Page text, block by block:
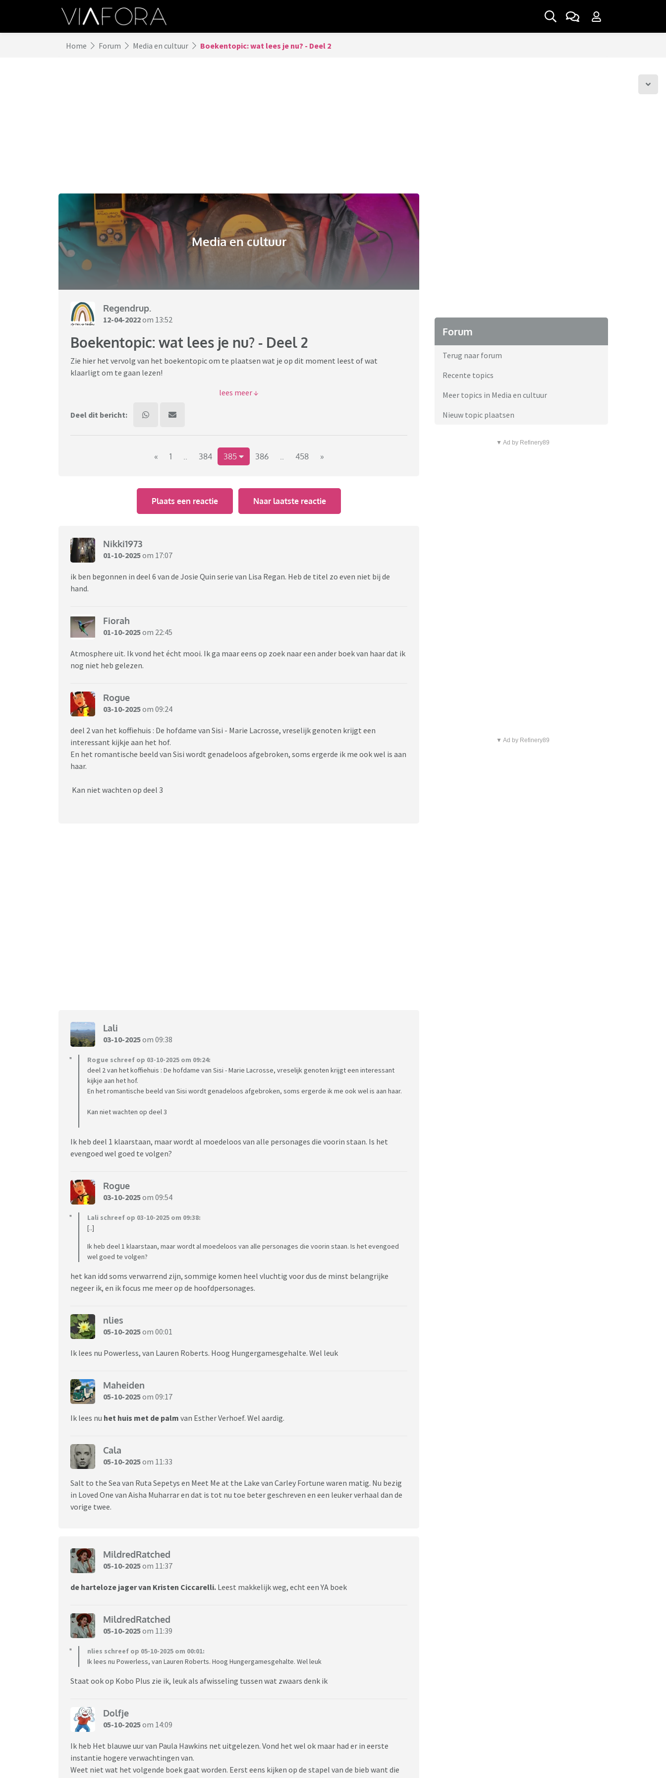
Home Forum Media en cultuur Boekentopic: wat lees je nu? - Deel 2
Media en cultuur
Regendrup.
12-04-2022om 13:52
Boekentopic: wat lees je nu? - Deel 2
Zie hier het vervolg van het boekentopic om te plaatsen wat je op dit moment leest of wat
klaarligt om te gaan lezen!
Eventueel kun je erbij schrijven wat je er tot nu toe van vindt of waarom je ervoor gekozen hebt dit
Link naar het vorige deel:
Deel dit bericht:
« 1 .. 384 385 386 .. 458 »
Plaats een reactie Naar laatste reactie
Nikki1973
01-10-2025om 17:07
ik ben begonnen in deel 6 van de Josie Quin serie van Lisa Regan. Heb de titel zo even niet bij de
hand.
Fiorah
01-10-2025om 22:45
Atmosphere uit. Ik vond het écht mooi. Ik ga maar eens op zoek naar een ander boek van haar dat ik
nog niet heb gelezen.
Rogue
03-10-2025om 09:24
deel 2 van het koffiehuis : De hofdame van Sisi - Marie Lacrosse, vreselijk genoten krijgt een
interessant kijkje aan het hof.
En het romantische beeld van Sisi wordt genadeloos afgebroken, soms ergerde ik me ook wel is aan
haar.
Kan niet wachten op deel 3
Lali
03-10-2025om 09:38
Rogue schreef op 03-10-2025 om 09:24:
deel 2 van het koffiehuis : De hofdame van Sisi - Marie Lacrosse, vreselijk genoten krijgt een interessant
kijkje aan het hof.
En het romantische beeld van Sisi wordt genadeloos afgebroken, soms ergerde ik me ook wel is aan haar.
Kan niet wachten op deel 3
Ik heb deel 1 klaarstaan, maar wordt al moedeloos van alle personages die voorin staan. Is het
evengoed wel goed te volgen?
Rogue
03-10-2025om 09:54
Lali schreef op 03-10-2025 om 09:38:
[..]
Ik heb deel 1 klaarstaan, maar wordt al moedeloos van alle personages die voorin staan. Is het evengoed
wel goed te volgen?
het kan idd soms verwarrend zijn, sommige komen heel vluchtig voor dus de minst belangrijke
negeer ik, en ik focus me meer op de hoofdpersonages.
nlies
05-10-2025om 00:01
Ik lees nu Powerless, van Lauren Roberts. Hoog Hungergamesgehalte. Wel leuk
Maheiden
05-10-2025om 09:17
Ik lees nu het huis met de palm van Esther Verhoef. Wel aardig.
Cala
05-10-2025om 11:33
Salt to the Sea van Ruta Sepetys en Meet Me at the Lake van Carley Fortune waren matig. Nu bezig
in Loved One van Aisha Muharrar en dat is tot nu toe beter geschreven en een leuker verhaal dan de
vorige twee.
MildredRatched
05-10-2025om 11:37
de harteloze jager van Kristen Ciccarelli. Leest makkelijk weg, echt een YA boek
MildredRatched
05-10-2025om 11:39
nlies schreef op 05-10-2025 om 00:01:
Ik lees nu Powerless, van Lauren Roberts. Hoog Hungergamesgehalte. Wel leuk
Staat ook op Kobo Plus zie ik, leuk als afwisseling tussen wat zwaars denk ik
Dolfje
05-10-2025om 14:09
Ik heb Het blauwe uur van Paula Hawkins net uitgelezen. Vond het wel ok maar had er in eerste
instantie hogere verwachtingen van.
Weet niet wat het volgende boek gaat worden. Eerst eens kijken op de stapel van de bieb want die
Forum
Terug naar forum
Recente topics
Meer topics in Media en cultuur
Nieuw topic plaatsen
▼ Ad by Refinery89
▼ Ad by Refinery89